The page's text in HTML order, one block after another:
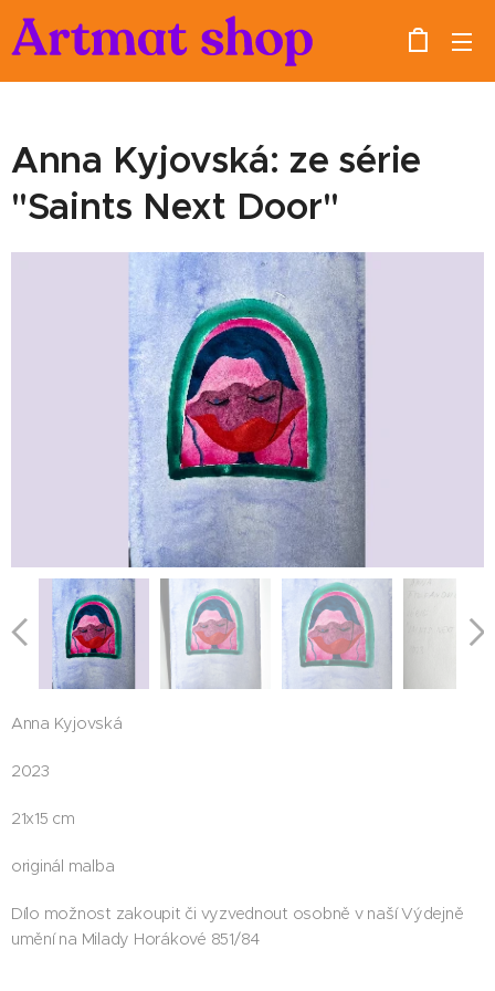
Anna Kyjovská: ze série
"Saints Next Door"
Anna Kyjovská
2023
21x15 cm
originál malba
Dílo možnost zakoupit či vyzvednout osobně v naší Výdejně
umění na Milady Horákové 851/84